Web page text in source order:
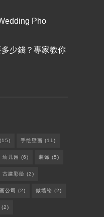
Pho
少錢？專家教你
(15) 手绘壁画 (11)
幼儿园 (6) 装饰 (5)
古建彩绘 (2)
公司 (2) 做墙绘 (2)
(2)